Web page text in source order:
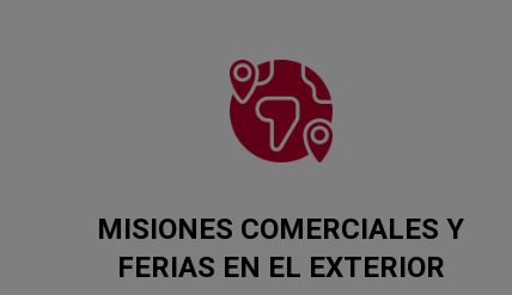
MISIONES COMERCIALES Y
FERIAS EN EL EXTERIOR